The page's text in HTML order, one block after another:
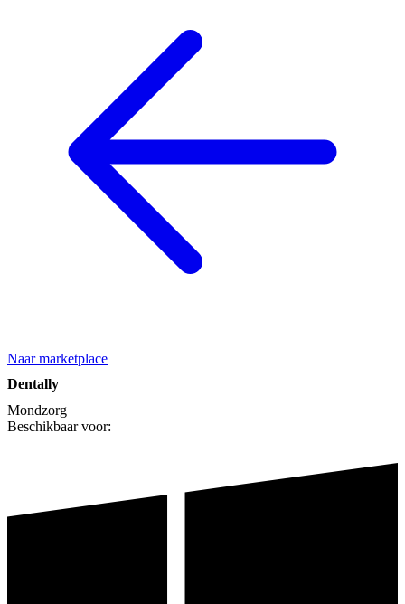
Naar marketplace
Dentally
Mondzorg
Beschikbaar voor: